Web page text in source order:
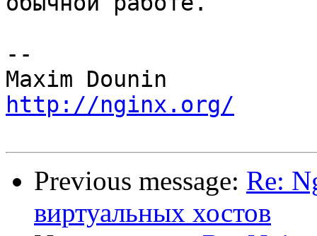
--
http://nginx.org/
Previous message: Re:
виртуальных хостов